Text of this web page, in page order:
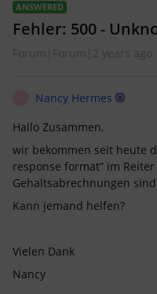
ANSWERED
Fehler: 500 -
Forum|Forum|2 years ago
Nancy Hermes
Hallo Zusammen,
wir bekommen seit heute
response format” im
Gehaltsabrechnungen
Kann jemand helfen?
Vielen Dank
Nancy